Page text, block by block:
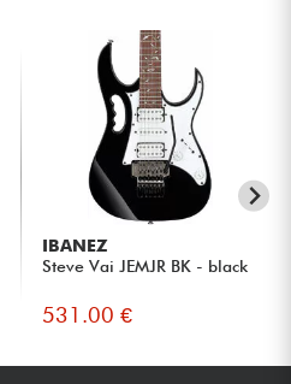
IBANEZ
Steve Vai JEMJR BK - black
531.00 €